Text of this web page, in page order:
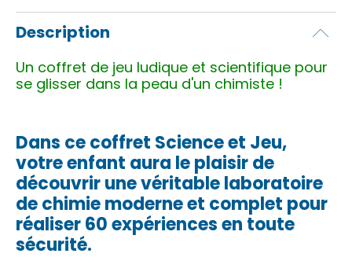
Description
Un coffret de jeu ludique et scientifique pour
se glisser dans la peau d'un chimiste !
Dans ce coffret Science et Jeu,
votre enfant aura le plaisir de
découvrir une véritable laboratoire
de chimie moderne et complet pour
réaliser 60 expériences en toute
sécurité.